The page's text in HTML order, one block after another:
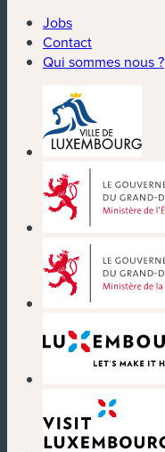
Jobs
Contact
Qui sommes nous ?